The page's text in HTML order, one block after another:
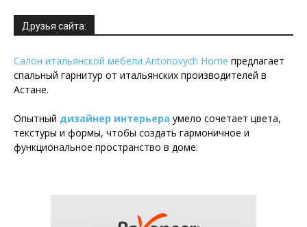
Друзья сайта:
Салон итальянской мебели Antonovych Home предлагает
спальный гарнитур от итальянских производителей в
Астане.
Опытный дизайнер интерьера умело сочетает цвета,
текстуры и формы, чтобы создать гармоничное и
функциональное пространство в доме.